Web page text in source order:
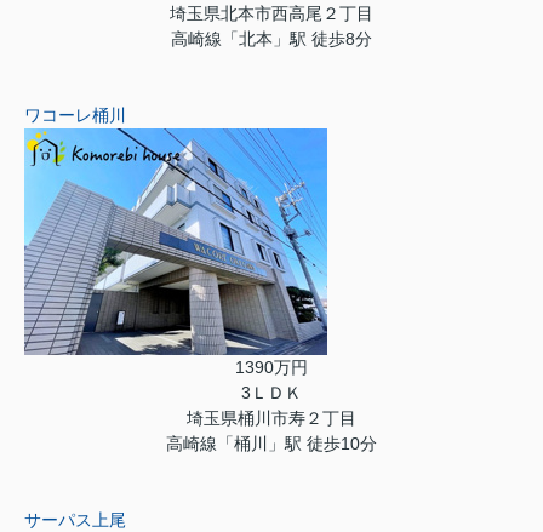
埼玉県北本市西高尾２丁目
高崎線「北本」駅 徒歩8分
ワコーレ桶川
1390万円
3ＬＤＫ
埼玉県桶川市寿２丁目
高崎線「桶川」駅 徒歩10分
サーパス上尾